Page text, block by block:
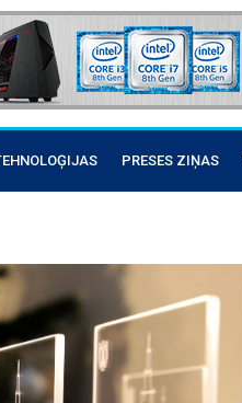
PRESES ZIŅAS